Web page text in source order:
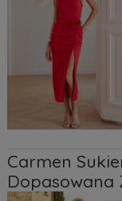
Carmen
Dopasowana